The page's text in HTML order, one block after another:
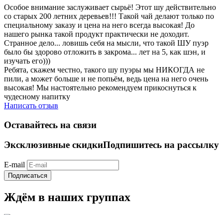
Особое внимание заслуживает сырьё! Этот шу действительно
со старых 200 летних деревьев!!! Такой чай делают только по
специальному заказу и цена на него всегда высокая! До
нашего рынка такой продукт практически не доходит.
Странное дело... ловишь себя на мысли, что такой ШУ пуэр
было бы здорово отложить в закрома... лет на 5, как шэн, и
изучать его)))
Ребята, скажем честно, такого шу пуэры мы НИКОГДА не
пили, а может больше и не попьём, ведь цена на него очень
высокая! Мы настоятельно рекомендуем прикоснуться к
чудесному напитку
Написать отзыв
Оставайтесь на связи
Эксклюзивные скидкиПодпишитесь на рассылку
E-mail
Подписаться
Ждём в наших группах